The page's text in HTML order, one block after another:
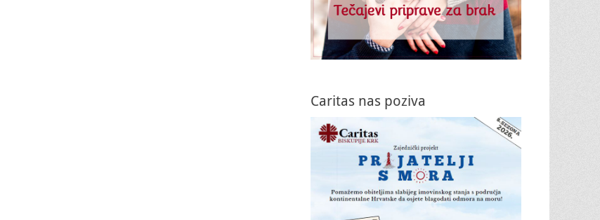
Caritas nas poziva